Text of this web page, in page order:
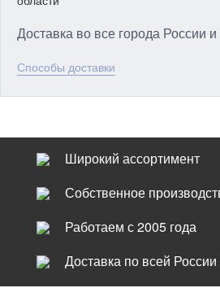
Доставка во все города России
Способы доставки
Широкий ассортимент
Собственное
Работаем с 2005 года
Доставка по всей России